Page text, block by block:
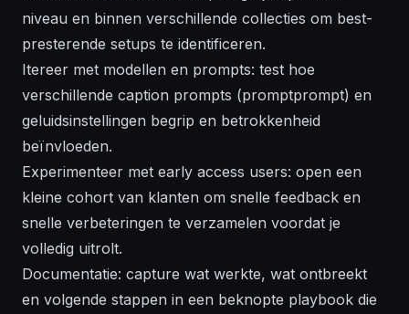
niveau en binnen verschillende collecties om best-
presterende setups te identificeren.
Itereer met modellen en prompts: test hoe
verschillende caption prompts (promptprompt) en
geluidsinstellingen begrip en betrokkenheid
beïnvloeden.
Experimenteer met early access users: open een
kleine cohort van klanten om snelle feedback en
snelle verbeteringen te verzamelen voordat je
volledig uitrolt.
Documentatie: capture wat werkte, wat ontbreekt
en volgende stappen in een beknopte playbook die